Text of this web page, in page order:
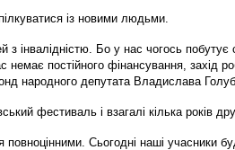
із новими людьми.
Бо у нас чогось
постійного фінансування, захід
народного депутата Владислава
фестиваль і взагалі кілька років
Сьогодні наші учасники